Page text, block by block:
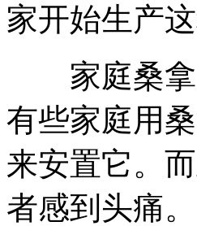
家开始生产
家庭桑拿
有些家庭用
来安置它。
者感到头痛。